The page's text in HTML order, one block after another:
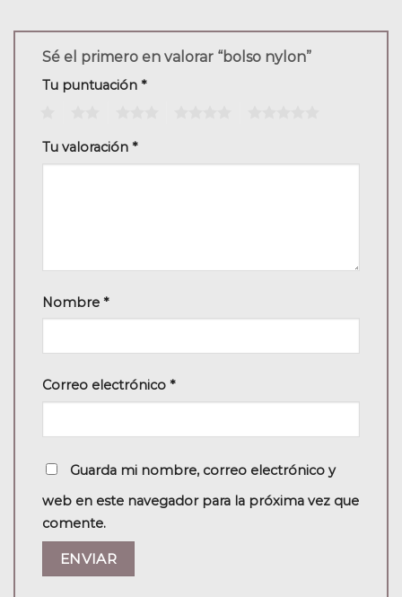
Sé el primero en valorar “bolso nylon”
Tu puntuación *
Tu valoración *
Nombre *
Correo electrónico *
Guarda mi nombre, correo electrónico y
web en este navegador para la próxima vez que
comente.